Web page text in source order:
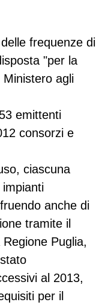
delle frequenze di
"per la
agli
emittenti
consorzi e
ciascuna
anche di
tramite il
Puglia,
al 2013,
per il